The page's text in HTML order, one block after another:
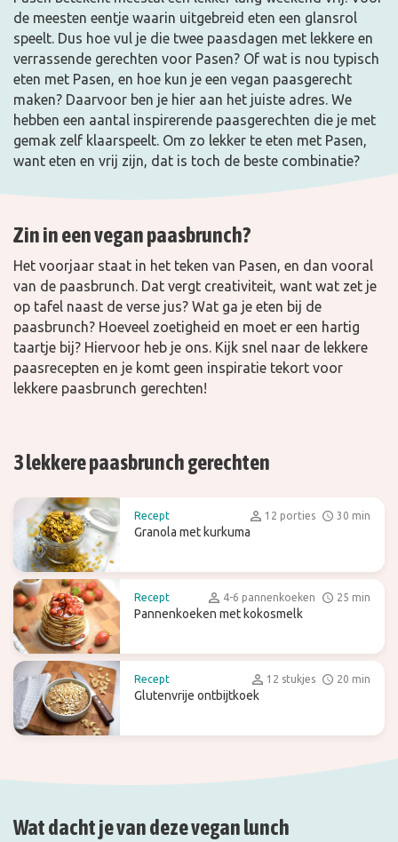
de meesten eentje waarin uitgebreid eten een glansrol
speelt. Dus hoe vul je die twee paasdagen met lekkere en
verrassende gerechten voor Pasen? Of wat is nou typisch
eten met Pasen, en hoe kun je een vegan paasgerecht
maken? Daarvoor ben je hier aan het juiste adres. We
hebben een aantal inspirerende paasgerechten die je met
gemak zelf klaarspeelt. Om zo lekker te eten met Pasen,
want eten en vrij zijn, dat is toch de beste combinatie?
Zin in een vegan paasbrunch?
Het voorjaar staat in het teken van Pasen, en dan vooral
van de paasbrunch. Dat vergt creativiteit, want wat zet je
op tafel naast de verse jus? Wat ga je eten bij de
paasbrunch? Hoeveel zoetigheid en moet er een hartig
taartje bij? Hiervoor heb je ons. Kijk snel naar de lekkere
paasrecepten en je komt geen inspiratie tekort voor
lekkere paasbrunch gerechten!
3 lekkere paasbrunch gerechten
Recept 12 porties 30 min
Granola met kurkuma
Recept 4-6 pannenkoeken 25 min
Pannenkoeken met kokosmelk
Recept 12 stukjes 20 min
Glutenvrije ontbijtkoek
Wat dacht je van deze vegan lunch